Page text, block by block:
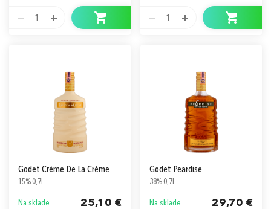
1 1
Godet Créme De La Créme
15% 0,7l
Na sklade 25,10 €
Godet Peardise
38% 0,7l
Na sklade 29,70 €